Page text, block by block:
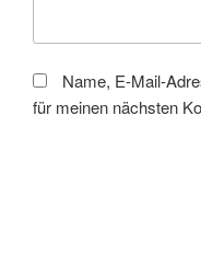
Name, E-Mail-
für meinen nächsten